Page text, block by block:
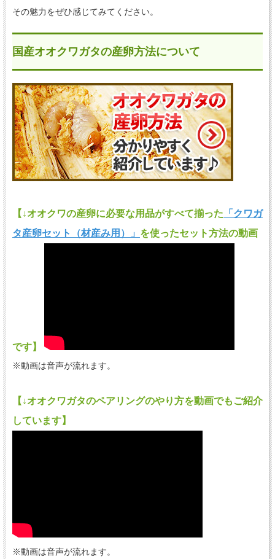
その魅力をぜひ感じてみてください。
国産オオクワガタの産卵方法について
【↓オオクワの産卵に必要な用品がすべて揃った 「クワガ
タ産卵セット（材産み用）」 を使ったセット方法の動画
です】
※動画は音声が流れます。
【↓オオクワガタのペアリングのやり方を動画でもご紹介
しています】
※動画は音声が流れます。